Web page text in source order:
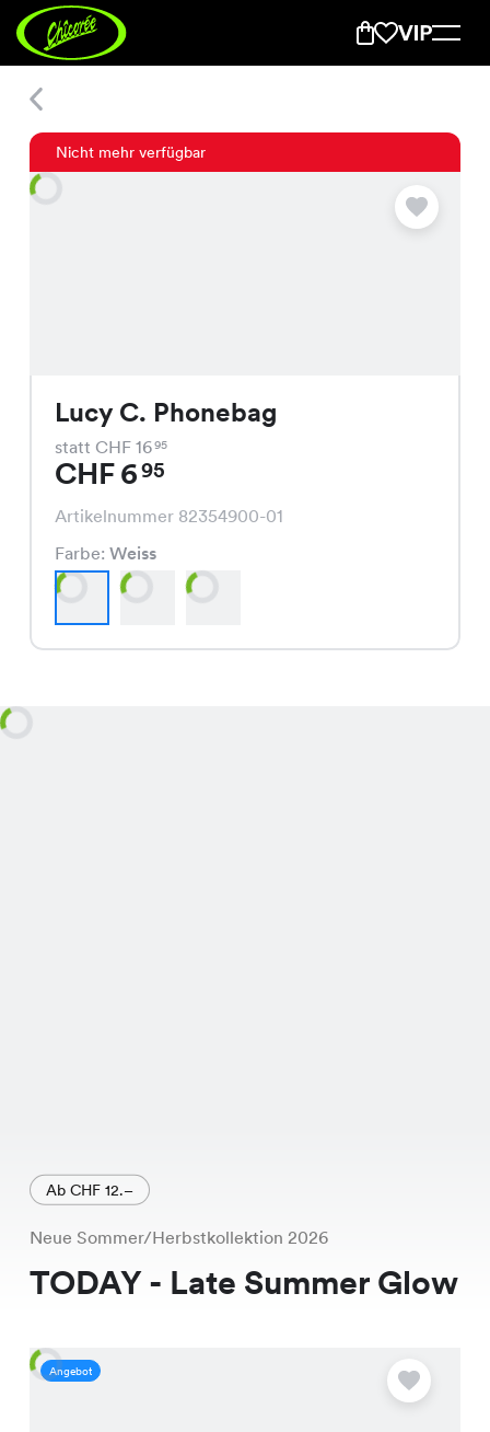
Nicht mehr verfügbar
Lucy C. Phonebag
statt CHF 1695
CHF 695
Artikelnummer 82354900-01
Farbe:Weiss
Ab CHF 12.–
Neue Sommer/Herbstkollektion 2026
TODAY - Late Summer Glow
Angebot